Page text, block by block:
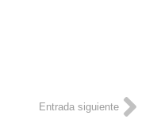
Entrada siguiente